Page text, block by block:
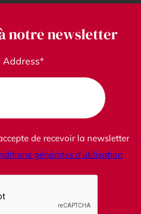
notre newsletter
Address*
de recevoir la newsletter
générales d’utilisation